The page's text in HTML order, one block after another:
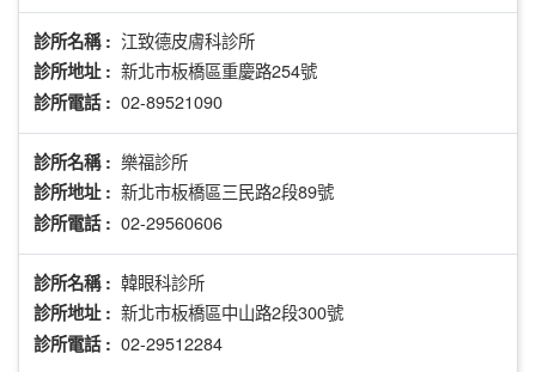
診所名稱 : 江致德皮膚科診所
診所地址 : 新北市板橋區重慶路254號
診所電話 : 02-89521090
診所名稱 : 樂福診所
診所地址 : 新北市板橋區三民路2段89號
診所電話 : 02-29560606
診所名稱 : 韓眼科診所
診所地址 : 新北市板橋區中山路2段300號
診所電話 : 02-29512284